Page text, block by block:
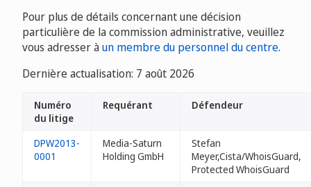
Pour plus de détails concernant une décision
particulière de la commission administrative, veuillez
vous adresser àun membre du personnel du centre.
Dernière actualisation: 7 août 2026
Numéro
du litige
Requérant Défendeur
DPW2013-
0001
Media-Saturn
Holding GmbH
Stefan
Meyer,Cista/WhoisGuard,
Protected WhoisGuard